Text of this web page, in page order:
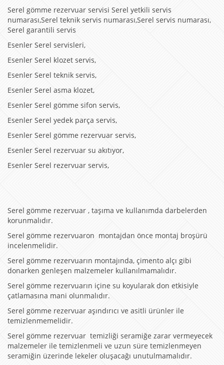
Serel gömme rezervuar servisi Serel yetkili servis
numarası,Serel teknik servis numarası,Serel servis numarası,
Serel garantili servis
Esenler Serel servisleri,
Esenler Serel klozet servis,
Esenler Serel teknik servis,
Esenler Serel asma klozet,
Esenler Serel gömme sifon servis,
Esenler Serel yedek parça servis,
Esenler Serel gömme rezervuar servis,
Esenler Serel rezervuar su akıtıyor,
Esenler Serel rezervuar servis,
Serel gömme rezervuar , taşıma ve kullanımda darbelerden
korunmalıdır.
Serel gömme rezervuaron montajdan önce montaj broşürü
incelenmelidir.
Serel gömme rezervuarın montajında, çimento alçı gibi
donarken genleşen malzemeler kullanılmamalıdır.
Serel gömme rezervuarın içine su koyularak don etkisiyle
çatlamasına mani olunmalıdır.
Serel gömme rezervuar aşındırıcı ve asitli ürünler ile
temizlenmemelidir.
Serel gömme rezervuar temizliği seramiğe zarar vermeyecek
malzemeler ile temizlenmeli ve uzun süre temizlenmeyen
seramiğin üzerinde lekeler oluşacağı unutulmamalıdır.